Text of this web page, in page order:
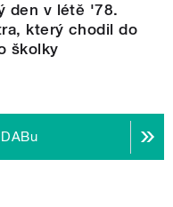
den v létě '78.
který chodil do
školky